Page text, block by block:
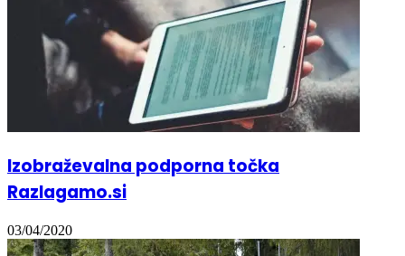
Izobraževalna podporna točka
Razlagamo.si
03/04/2020